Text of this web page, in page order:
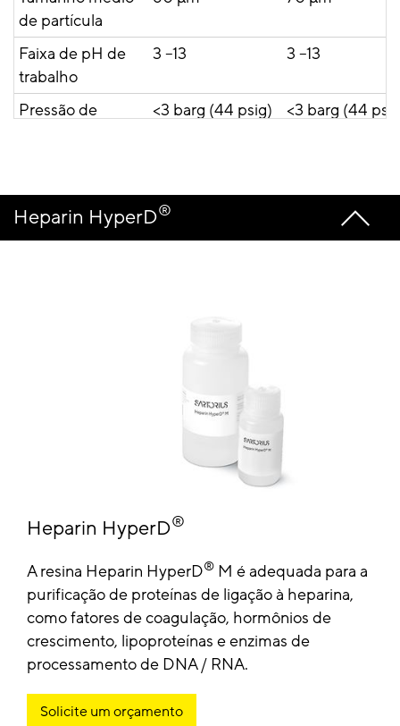
de partícula
Faixa de pH de
trabalho
3 –13 3 –13
Pressão de
<3 barg (44 psig) <3 barg (44
orçamento
orçamento
Saiba mais
Heparin HyperD®
Heparin HyperD®
A resina Heparin HyperD® M é adequada para a
purificação de proteínas de ligação à heparina,
como fatores de coagulação, hormônios de
crescimento, lipoproteínas e enzimas de
processamento de DNA / RNA.
Solicite um orçamento